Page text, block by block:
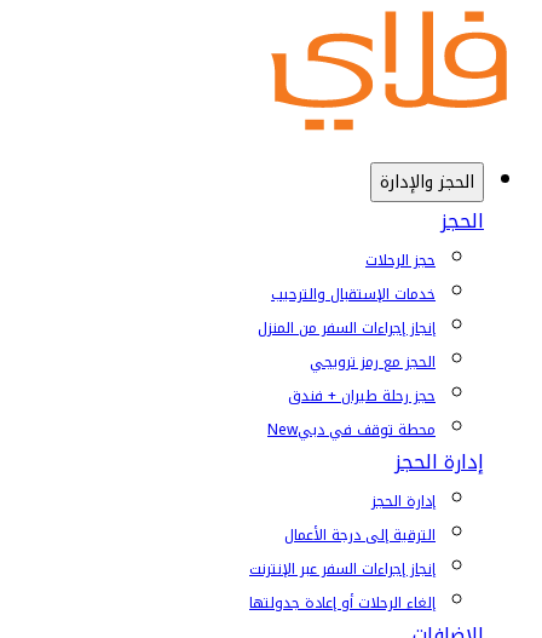
الحجز والإدارة
الحجز
حجز الرحلات
خدمات الإستقبال والترحيب
إنجاز إجراءات السفر من المنزل
الحجز مع رمز ترويجي
حجز رحلة طيران + فندق
محطة توقف في دبيNew
إدارة الحجز
إدارة الحجز
الترقية إلى درجة الأعمال
إنجاز إجراءات السفر عبر الإنترنت
إلغاء الرحلات أو إعادة جدولتها